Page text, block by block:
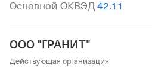
Основной ОКВЭД 42.11
ООО "ГРАНИТ"
Действующая организация